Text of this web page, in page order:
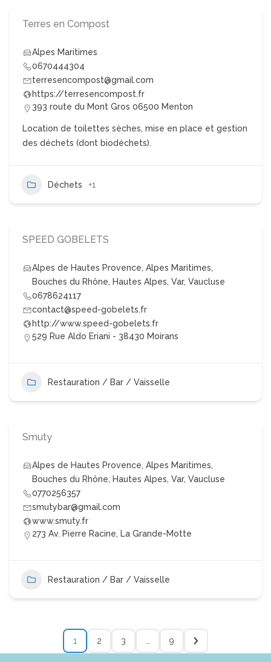
Terres en Compost
Alpes Maritimes
0670444304
terresencompost@gmail.com
https://terresencompost.fr
393 route du Mont Gros 06500 Menton
Location de toilettes sèches, mise en place et gestion
des déchets (dont biodéchets).
Déchets +1
SPEED GOBELETS
Alpes de Hautes Provence, Alpes Maritimes,
Bouches du Rhône, Hautes Alpes, Var, Vaucluse
0678624117
contact@speed-gobelets.fr
http://www.speed-gobelets.fr
529 Rue Aldo Eriani - 38430 Moirans
Restauration / Bar / Vaisselle
Smuty
Alpes de Hautes Provence, Alpes Maritimes,
Bouches du Rhône, Hautes Alpes, Var, Vaucluse
0770256357
smutybar@gmail.com
www.smuty.fr
273 Av. Pierre Racine, La Grande-Motte
Restauration / Bar / Vaisselle
1 2 3 … 9